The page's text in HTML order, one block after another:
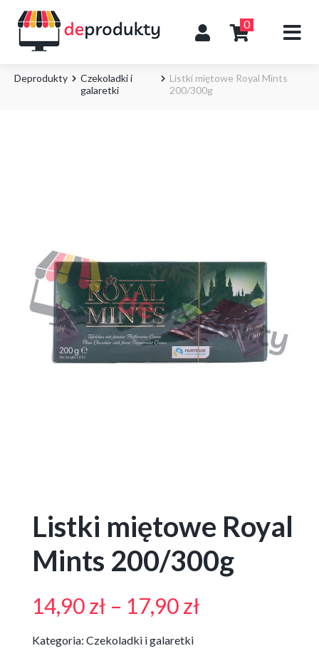
0
Deprodukty
Czekoladki i
galaretki
Listki miętowe Royal Mints
200/300g
Listki miętowe Royal
Mints 200/300g
14,90zł – 17,90zł
Kategoria: Czekoladki i galaretki